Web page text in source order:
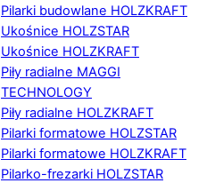
Pilarki budowlane HOLZKRAFT
Ukośnice HOLZSTAR
Ukośnice HOLZKRAFT
Piły radialne MAGGI
TECHNOLOGY
Piły radialne HOLZKRAFT
Pilarki formatowe HOLZSTAR
Pilarki formatowe HOLZKRAFT
Pilarko-frezarki HOLZSTAR